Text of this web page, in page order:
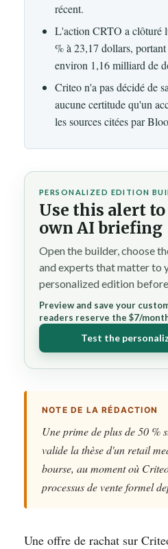
récent.
L'action CRTO a clôturé
% à 23,17 dollars,
environ 1,16 milliard de
Criteo n'a pas décidé de
aucune certitude qu'un
les sources citées par
PERSONALIZED EDITION
Use this alert
own AI briefing
Open the builder, choose
and experts that matter to
personalized edition
Preview and save your
readers reserve the $7/
Test the
NOTE DE LA RÉDACTION
Une prime de plus de 50 %
valide la thèse d'un retail
bourse, au moment où
processus de vente formel
Une offre de rachat sur